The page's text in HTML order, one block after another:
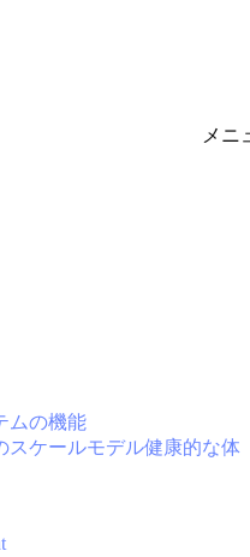
メニ
ムの機能
スケールモデル健康的な体